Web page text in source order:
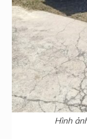
Hình